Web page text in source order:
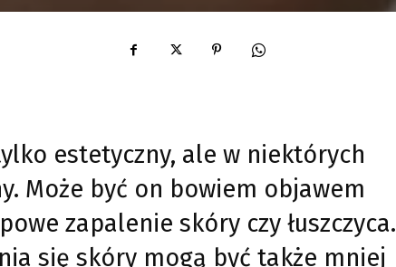
estetyczny, ale w niektórych
Może być on bowiem objawem
zapalenie skóry czy łuszczyca.
się skóry mogą być także mniej